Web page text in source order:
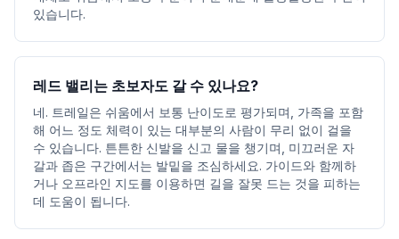
있습니다.
레드 밸리는 초보자도 갈 수 있나요?
네. 트레일은 쉬움에서 보통 난이도로 평가되며, 가족을 포함
해 어느 정도 체력이 있는 대부분의 사람이 무리 없이 걸을
수 있습니다. 튼튼한 신발을 신고 물을 챙기며, 미끄러운 자
갈과 좁은 구간에서는 발밑을 조심하세요. 가이드와 함께하
거나 오프라인 지도를 이용하면 길을 잘못 드는 것을 피하는
데 도움이 됩니다.